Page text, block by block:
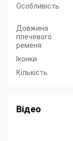
Особливість
Довжина
плечевого
ременя
Іконки
Кількість
Відео